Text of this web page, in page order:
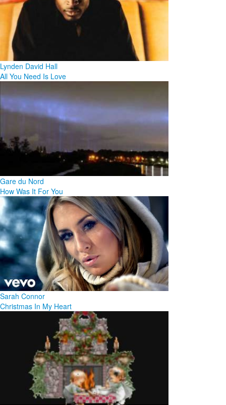
Lynden David Hall
All You Need Is Love
Gare du Nord
How Was It For You
Sarah Connor
Christmas In My Heart